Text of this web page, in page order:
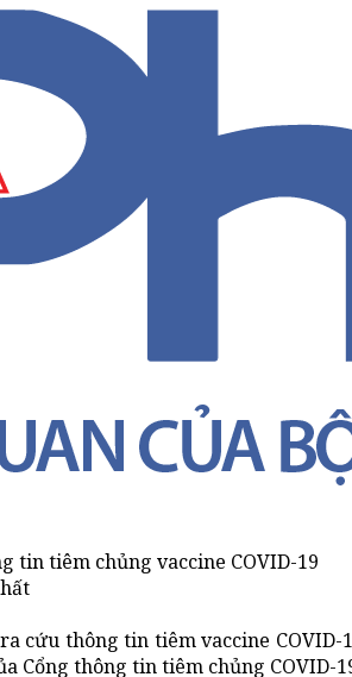
tin tiêm chủng vaccine COVID-19
cứu thông tin tiêm vaccine
Cổng thông tin tiêm chủng COVID-